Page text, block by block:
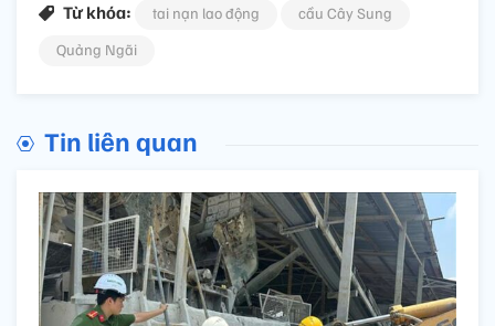
Từ khóa: tai nạn lao động
cầu Cây Sung
Quảng Ngãi
Tin liên quan